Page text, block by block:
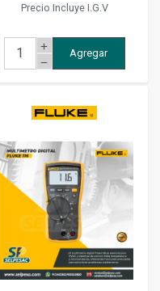
Precio Incluye I.G.V
add
remove
Agregar